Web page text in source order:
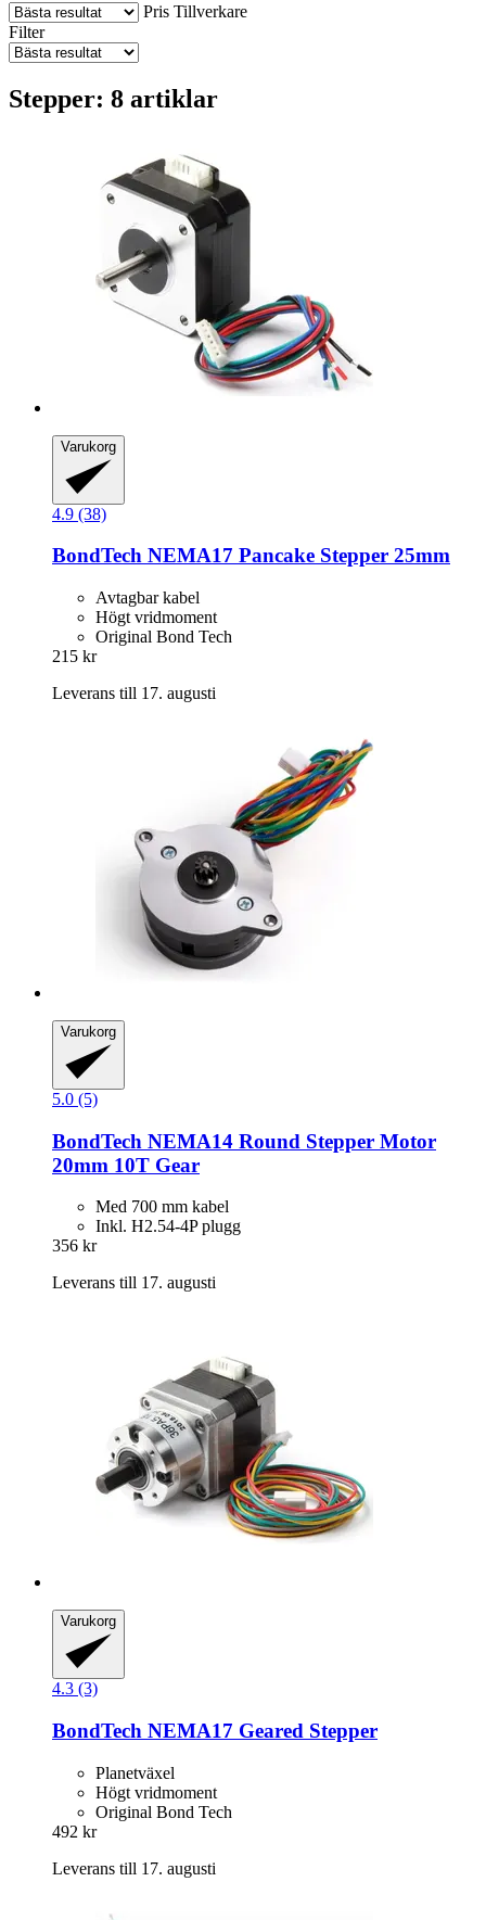
Pris Tillverkare
Filter
Stepper: 8 artiklar
Varukorg
4.9 (38)
BondTech NEMA17 Pancake Stepper 25mm
Avtagbar kabel
Högt vridmoment
Original Bond Tech
215 kr
Leverans till 17. augusti
Varukorg
5.0 (5)
BondTech NEMA14 Round Stepper Motor
20mm 10T Gear
Med 700 mm kabel
Inkl. H2.54-4P plugg
356 kr
Leverans till 17. augusti
Varukorg
4.3 (3)
BondTech NEMA17 Geared Stepper
Planetväxel
Högt vridmoment
Original Bond Tech
492 kr
Leverans till 17. augusti